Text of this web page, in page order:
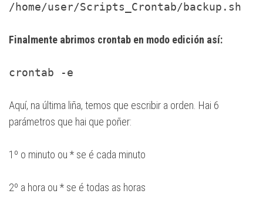
/home/user/Scripts_Crontab/backup.sh
Finalmente abrimos crontab en modo edición así:
crontab -e
Aquí, na última liña, temos que escribir a orden. Hai 6
parámetros que hai que poñer:
1º o minuto ou * se é cada minuto
2º a hora ou * se é todas as horas